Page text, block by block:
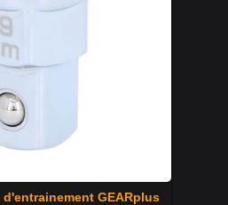
GEARplus